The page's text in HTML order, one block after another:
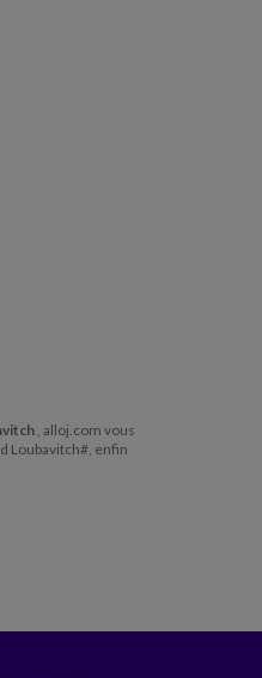
, alloj.com vous
Loubavitch#, enfin